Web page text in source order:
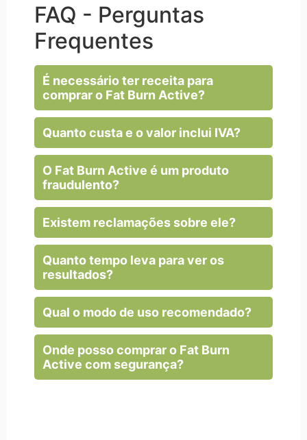
FAQ - Perguntas
Frequentes
É necessário ter receita para
comprar o Fat Burn Active?
Quanto custa e o valor inclui IVA?
O Fat Burn Active é um produto
fraudulento?
Existem reclamações sobre ele?
Quanto tempo leva para ver os
resultados?
Qual o modo de uso recomendado?
Onde posso comprar o Fat Burn
Active com segurança?